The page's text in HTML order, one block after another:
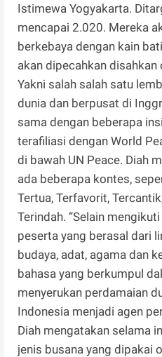
Istimewa Yogyakarta.
mencapai 2.020. Mereka
berkebaya dengan kain
akan dipecahkan disahkan
Yakni salah salah satu
dunia dan berpusat di
sama dengan beberapa
terafiliasi dengan World
di bawah UN Peace. Diah
ada beberapa kontes,
Tertua, Terfavorit,
Terindah. “Selain
peserta yang berasal dari
budaya, adat, agama dan
bahasa yang berkumpul
menyerukan perdamaian
Indonesia menjadi agen
Diah mengatakan selama
jenis busana yang dipakai